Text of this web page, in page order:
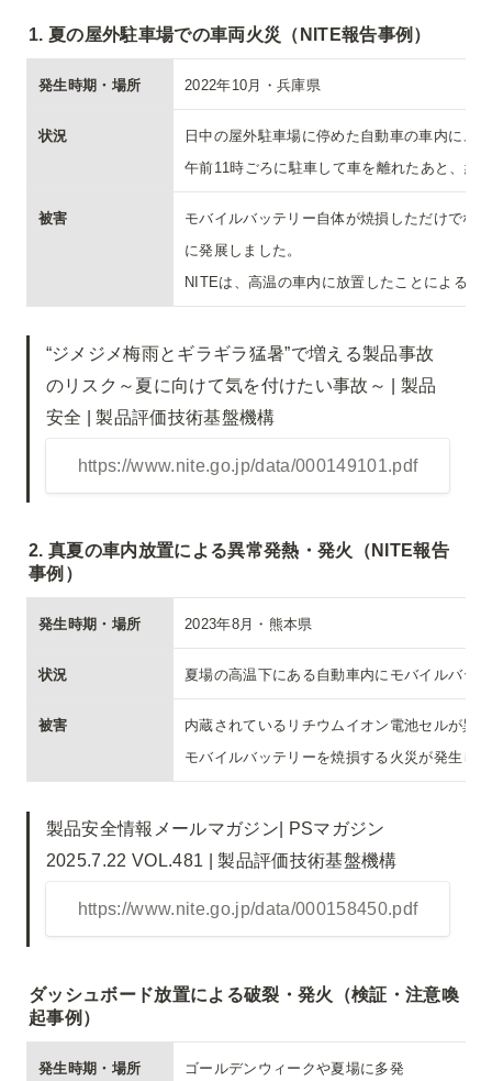
1. 夏の屋外駐車場での車両火災（NITE報告事例）
発生時期・場所 2022年10月・兵庫県
状況
日中の屋外駐車場に停めた自動車の車内に、
午前11時ごろに駐車して車を離れたあと、約
被害
モバイルバッテリー自体が焼損しただけでな
に発展しました。
NITEは、高温の車内に放置したことによる熱
“ジメジメ梅雨とギラギラ猛暑”で増える製品事故
のリスク～夏に向けて気を付けたい事故～ | 製品
https://www.nite.go.jp/data/000149101.pdf
2. 真夏の車内放置による異常発熱・発火（NITE報告
事例）
発生時期・場所 2023年8月・熊本県
状況 夏場の高温下にある自動車内にモバイルバッ
被害
内蔵されているリチウムイオン電池セルが異
モバイルバッテリーを焼損する火災が発生し
製品安全情報メールマガジン| PSマガジン
https://www.nite.go.jp/data/000158450.pdf
ダッシュボード放置による破裂・発火（検証・注意喚
起事例）
発生時期・場所 ゴールデンウィークや夏場に多発